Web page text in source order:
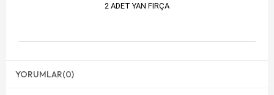
2 ADET YAN FIRÇA
YORUMLAR(0)